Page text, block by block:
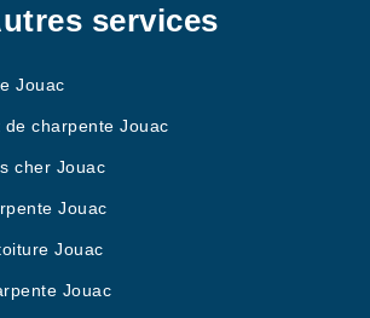
services
Jouac
de charpente Jouac
cher Jouac
Jouac
Jouac
Jouac